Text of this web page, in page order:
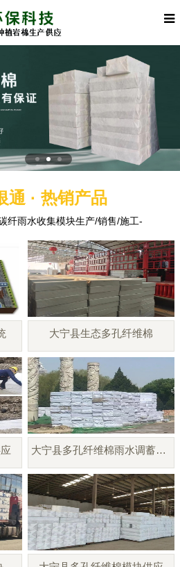
通 · 热销产品
纤雨水收集模块生产/销售/施工-
大宁县生态多孔纤维棉
大宁县多孔纤维棉雨水调蓄模块